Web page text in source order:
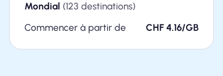
Mondial (123 destinations)
Commencer à partir de
CHF 4.16/GB